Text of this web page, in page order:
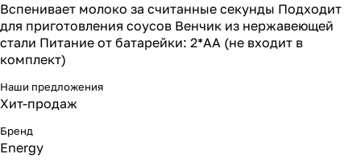
Вспенивает молоко за считанные секунды Подходит
для приготовления соусов Венчик из нержавеющей
стали Питание от батарейки: 2*АА (не входит в
комплект)
Наши предложения
Хит-продаж
Бренд
Energy